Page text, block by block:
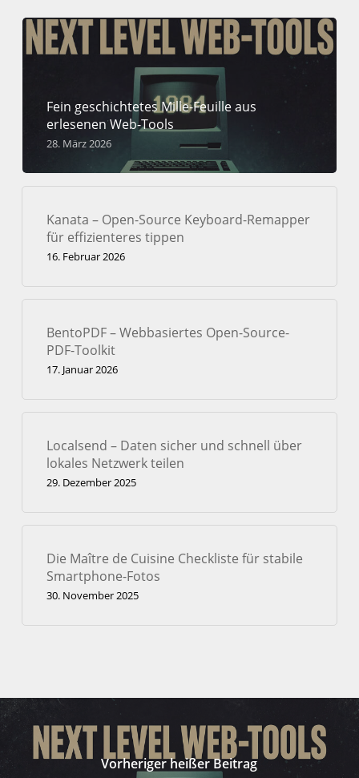
Fein geschichtetes Mille-Feuille aus
erlesenen Web-Tools
28. März 2026
Kanata – Open-Source Keyboard-Remapper
für effizienteres tippen
16. Februar 2026
BentoPDF – Webbasiertes Open-Source-
PDF-Toolkit
17. Januar 2026
Localsend – Daten sicher und schnell über
lokales Netzwerk teilen
29. Dezember 2025
Die Maître de Cuisine Checkliste für stabile
Smartphone-Fotos
30. November 2025
Vorheriger heißer Beitrag